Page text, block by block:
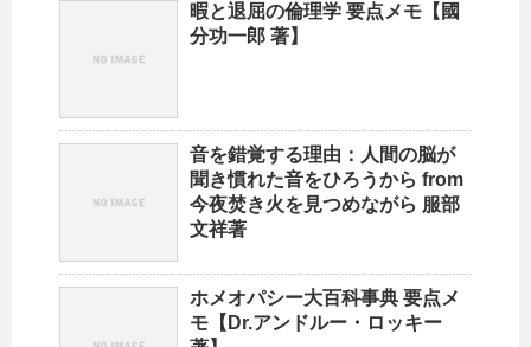
暇と退屈の倫理学 要点メモ【國
分功一郎 著】
音を錯覚する理由：人間の脳が
聞き慣れた音をひろうから from
今夜焚き火を見つめながら 服部
文祥著
ホメオパシー大百科事典 要点メ
モ【Dr.アンドルー・ロッキー